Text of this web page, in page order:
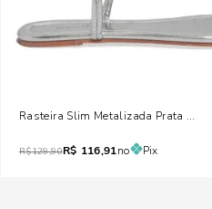
Rasteira Slim Metalizada Prata Brilho
R$129,90R$ 116,91no Pix